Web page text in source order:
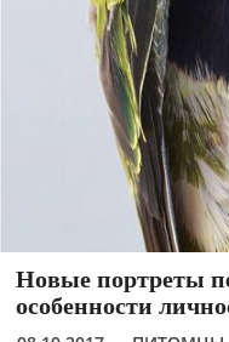
Новые портреты
особенности